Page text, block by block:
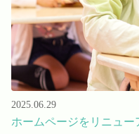
2025.06.29
ホームページをリニュー